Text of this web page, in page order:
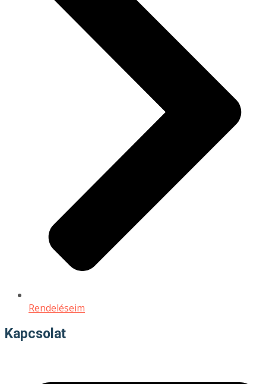
Rendeléseim
Kapcsolat